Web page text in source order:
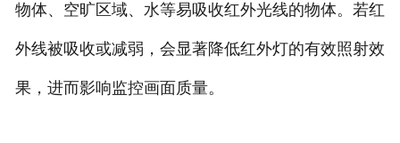
物体、空旷区域、水等易吸收红外光线的物体。若红
外线被吸收或减弱，会显著降低红外灯的有效照射效
果，进而影响监控画面质量。